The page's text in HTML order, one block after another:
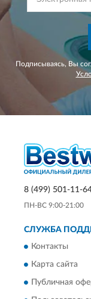
Подписываясь, Вы
8 (499) 501-11-
ПН-ВС 9:00-21:00
СЛУЖБА
Контакты
Карта сайта
Публичная